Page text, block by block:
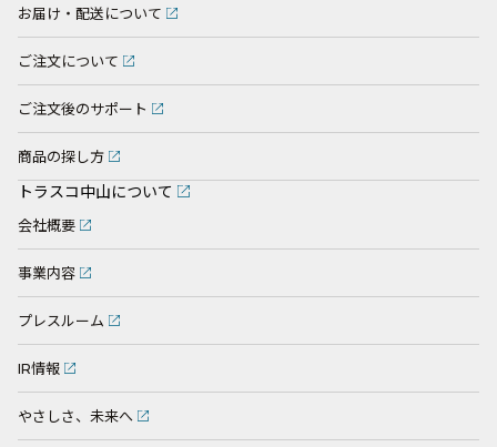
お届け・配送について
ご注文について
ご注文後のサポート
商品の探し方
トラスコ中山について
会社概要
事業内容
プレスルーム
IR情報
やさしさ、未来へ